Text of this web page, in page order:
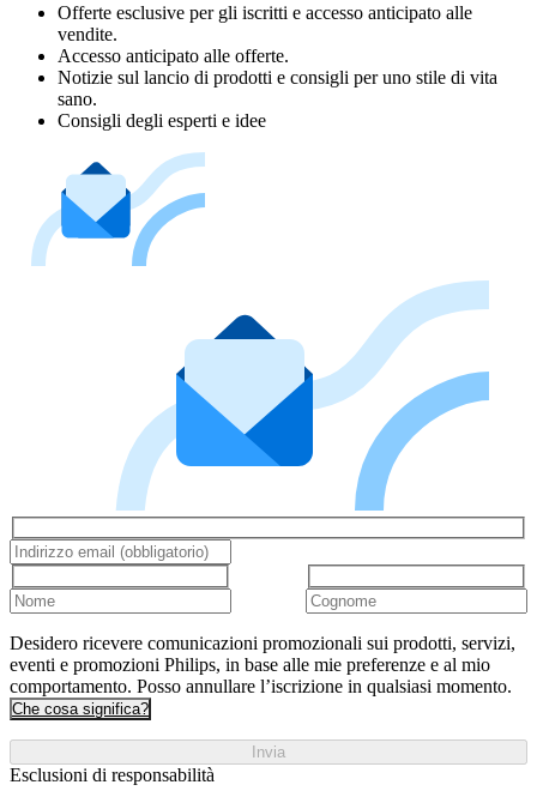
Offerte esclusive per gli iscritti e accesso anticipato alle
vendite.
Accesso anticipato alle offerte.
Notizie sul lancio di prodotti e consigli per uno stile di vita
sano.
Consigli degli esperti e idee
Desidero ricevere comunicazioni promozionali sui prodotti, servizi,
eventi e promozioni Philips, in base alle mie preferenze e al mio
comportamento. Posso annullare l’iscrizione in qualsiasi momento.
Che cosa significa?
Invia
Esclusioni di responsabilità